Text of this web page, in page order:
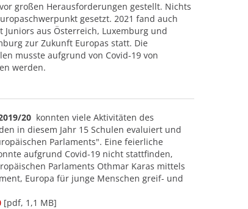
großen Herausforderungen gestellt. Nichts
gesetzt. 2021 fand auch
aus Österreich, Luxemburg und
zur Zukunft Europas statt. Die
musste aufgrund von Covid-19 von
werden.
20 konnten viele Aktivitäten des
in diesem Jahr 15 Schulen evaluiert und
Parlaments". Eine feierliche
aufgrund Covid-19 nicht stattfinden,
Parlaments Othmar Karas mittels
Europa für junge Menschen greif- und
[pdf, 1,1 MB]